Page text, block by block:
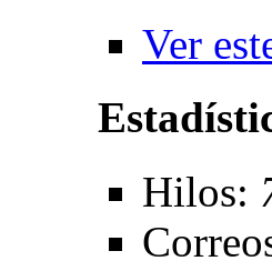
Ver
Hilos: